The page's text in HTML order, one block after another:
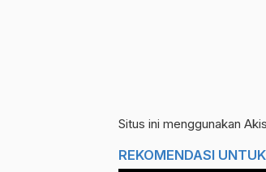
Situs ini menggunakan
REKOMENDASI